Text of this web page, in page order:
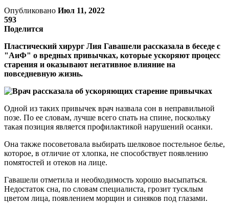
Опубликовано Июл 11, 2022
593
Поделится
Пластический хирург Лия Гавашели рассказала в беседе с
"АиФ" о вредных привычках, которые ускоряют процесс
старения и оказывают негативное влияние на
повседневную жизнь.
Одной из таких привычек врач назвала сон в неправильной
позе. По ее словам, лучше всего спать на спине, поскольку
такая позиция является профилактикой нарушений осанки.
Она также посоветовала выбирать шелковое постельное белье,
которое, в отличие от хлопка, не способствует появлению
помятостей и отеков на лице.
Гавашели отметила и необходимость хорошо высыпаться.
Недостаток сна, по словам специалиста, грозит тусклым
цветом лица, появлением морщин и синяков под глазами.